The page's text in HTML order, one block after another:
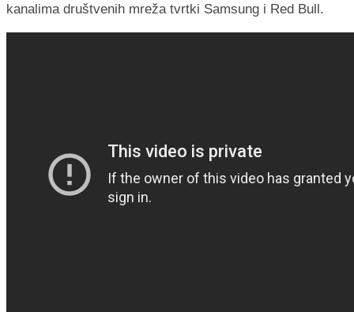
kanalima društvenih mreža tvrtki Samsung i Red Bull.